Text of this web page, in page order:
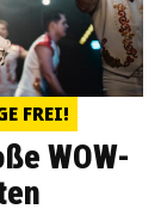
FREI!
WOW-